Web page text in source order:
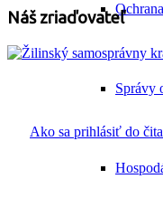
Správy
Náš zriaďovateľ
Ako sa prihlásiť do